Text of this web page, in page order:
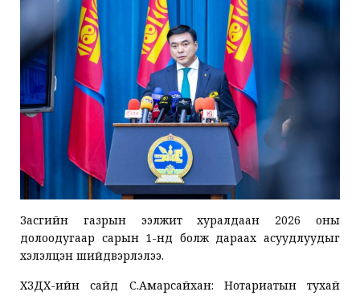
Засгийн газрын ээлжит хуралдаан 2026 оны
долоодугаар сарын 1-нд болж дараах асуудлуудыг
хэлэлцэн шийдвэрлэлээ.
ХЗДХ-ийн сайд С.Амарсайхан: Нотариатын тухай